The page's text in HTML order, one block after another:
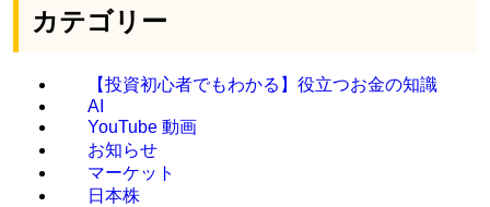
カテゴリー
【投資初心者でもわかる】役立つお金の知識
AI
YouTube 動画
お知らせ
マーケット
日本株